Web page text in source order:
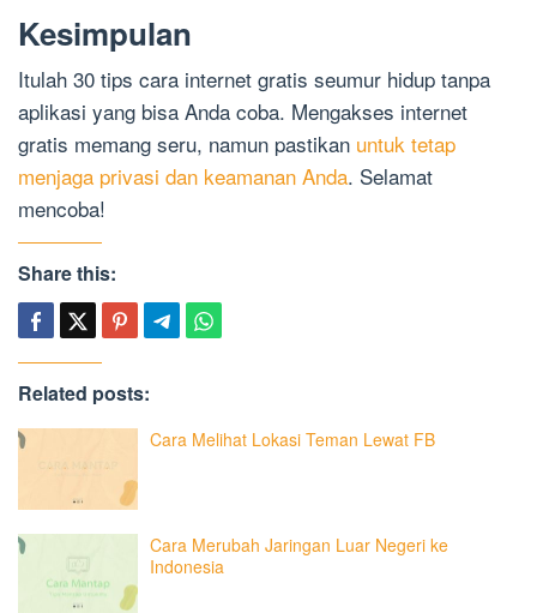
Kesimpulan
Itulah 30 tips cara internet gratis seumur hidup tanpa
aplikasi yang bisa Anda coba. Mengakses internet
gratis memang seru, namun pastikan untuk tetap
menjaga privasi dan keamanan Anda. Selamat
mencoba!
Share this:
Related posts:
Cara Melihat Lokasi Teman Lewat FB
Cara Merubah Jaringan Luar Negeri ke
Indonesia